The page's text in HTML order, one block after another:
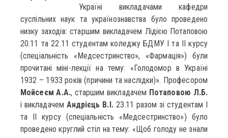
Україні викладачами кафедри
суспільних наук та українознавства було проведено
низку заходів: старшим викладачем Лідією Потаповою
20.11 та 22.11 студентам коледжу БДМУ І та ІІ курсу
(спеціальність «Медсестринство», «Фармація») були
прочитані міні-лекції на тему: «Голодомор в Україні
1932 – 1933 років (причини та наслідки)». Професором
Мойсеєм А.А., старшим викладачем Потаповою Л.Б.
і викладачем Андрієць В.І.23.11 разом зі студентам І
та ІІ курсу (спеціальність «Медсестринство») було
проведено круглий стіл на тему: «Щоб голоду не знали